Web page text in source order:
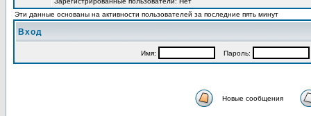
Эти данные основаны на активности пользователей за последние пять минут
Вход
Имя: Пароль:
Новые сообщения